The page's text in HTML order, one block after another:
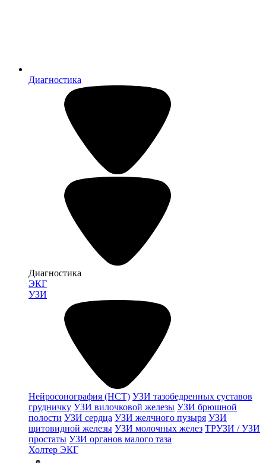
Диагностика
Диагностика
ЭКГ
УЗИ
Нейросонография (НСТ) УЗИ тазобедренных суставов
грудничку УЗИ вилочковой железы УЗИ брюшной
полости УЗИ сердца УЗИ желчного пузыря УЗИ
щитовидной железы УЗИ молочных желез ТРУЗИ / УЗИ
простаты УЗИ органов малого таза
Холтер ЭКГ